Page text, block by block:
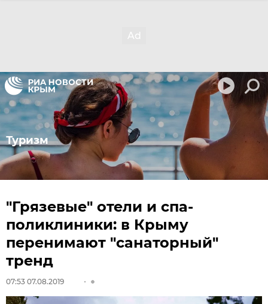
Туризм
"Грязевые" отели и спа-
поликлиники: в Крыму
перенимают "санаторный"
тренд
07:53 07.08.2019